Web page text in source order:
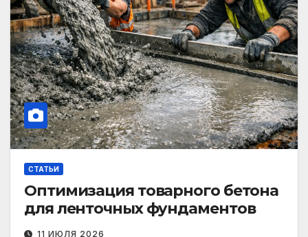
СТАТЬИ
Оптимизация товарного бетона
для ленточных фундаментов
11 ИЮЛЯ 2026